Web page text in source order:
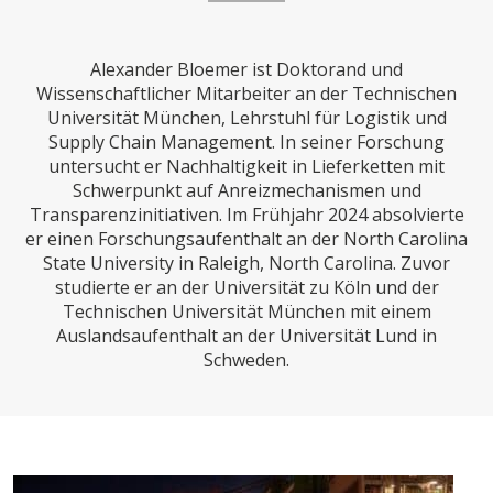
SUCHE
ABO/LOGIN
ECONOMISTS FOR FUTURE
DEUTSCHLAND
Alexander Bloemer ist Doktorand und
Wissenschaftlicher Mitarbeiter an der Technischen
Universität München, Lehrstuhl für Logistik und
Supply Chain Management. In seiner Forschung
untersucht er Nachhaltigkeit in Lieferketten mit
Schwerpunkt auf Anreizmechanismen und
Transparenzinitiativen. Im Frühjahr 2024 absolvierte
er einen Forschungsaufenthalt an der North Carolina
State University in Raleigh, North Carolina. Zuvor
studierte er an der Universität zu Köln und der
Technischen Universität München mit einem
Auslandsaufenthalt an der Universität Lund in
Schweden.